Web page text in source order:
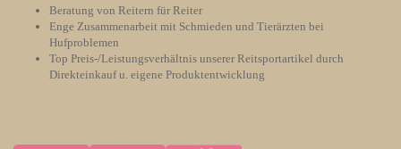
Beratung von Reitern für Reiter
Enge Zusammenarbeit mit Schmieden und Tierärzten bei
Hufproblemen
Top Preis-/Leistungsverhältnis unserer Reitsportartikel durch
Direkteinkauf u. eigene Produktentwicklung